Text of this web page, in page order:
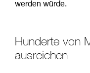
werden würde.
Hunderte von
ausreichen